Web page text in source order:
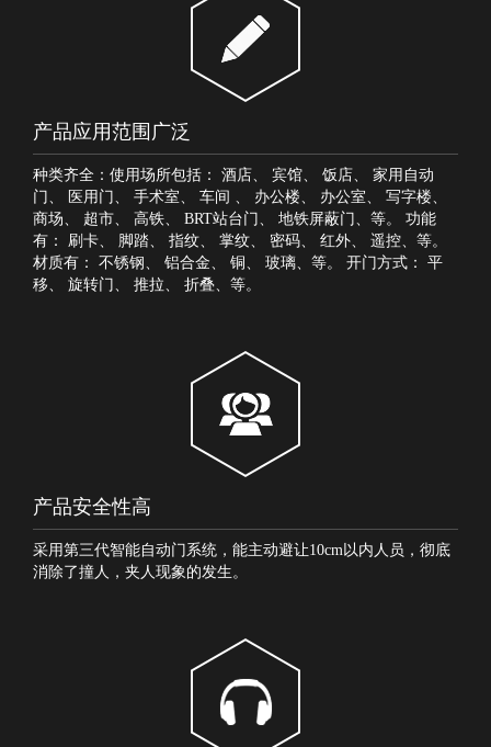
产品应用范围广泛
种类齐全：使用场所包括： 酒店、 宾馆、 饭店、 家用自动
门 、 医用门 、 手术室、 车间 、 办公楼、 办公室、 写字楼、
商场、 超市、 高铁、 BRT站台门 、 地铁屏蔽门 、等。 功能
有： 刷卡、 脚踏、 指纹、 掌纹、 密码、 红外、 遥控、等。
材质有： 不锈钢 、 铝合金、 铜 、 玻璃、等。 开门方式： 平
移、 旋转门 、 推拉、 折叠、等。
产品安全性高
采用第三代智能自动门系统，能主动避让10cm以内人员，彻底
消除了撞人，夹人现象的发生。